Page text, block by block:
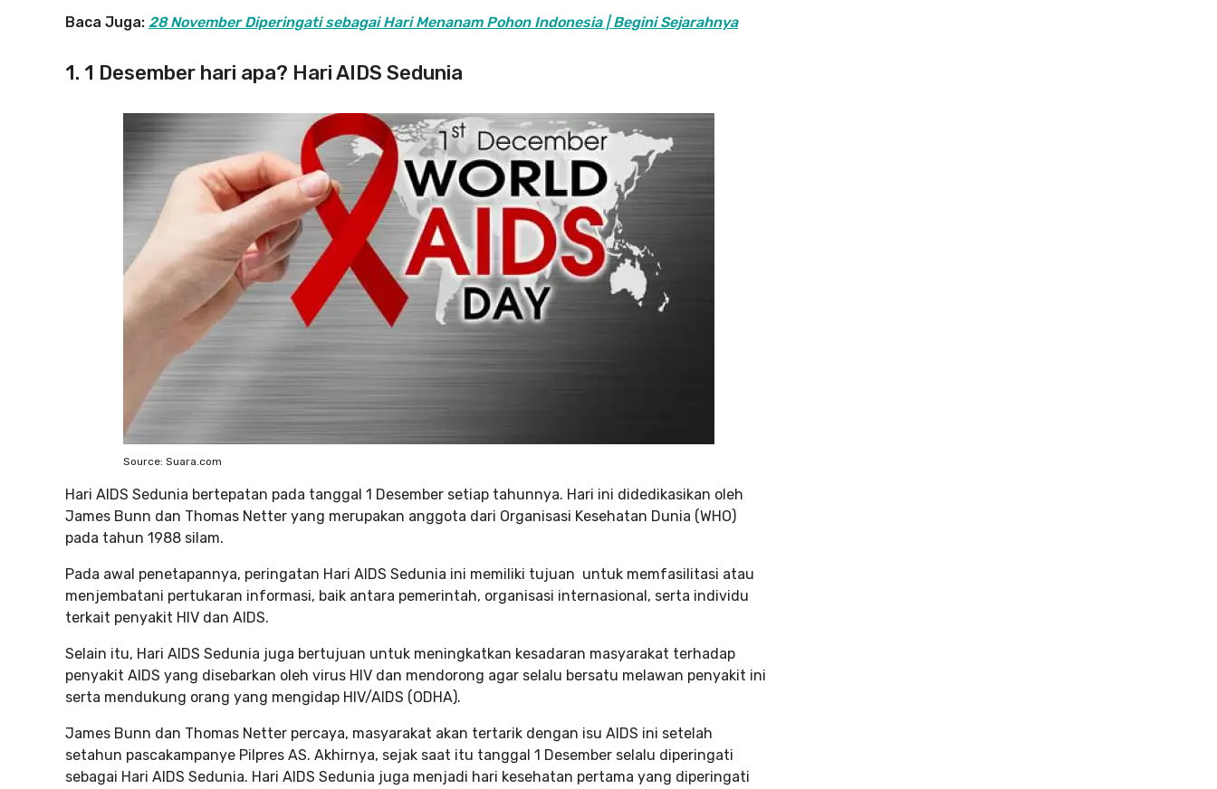
Baca Juga: 28 November Diperingati sebagai Hari Menanam Pohon Indonesia | Begini Sejarahnya
1. 1 Desember hari apa? Hari AIDS Sedunia
Source: Suara.com
Hari AIDS Sedunia bertepatan pada tanggal 1 Desember setiap tahunnya. Hari ini didedikasikan oleh
James Bunn dan Thomas Netter yang merupakan anggota dari Organisasi Kesehatan Dunia (WHO)
pada tahun 1988 silam.
Pada awal penetapannya, peringatan Hari AIDS Sedunia ini memiliki tujuan untuk memfasilitasi atau
menjembatani pertukaran informasi, baik antara pemerintah, organisasi internasional, serta individu
terkait penyakit HIV dan AIDS.
Selain itu, Hari AIDS Sedunia juga bertujuan untuk meningkatkan kesadaran masyarakat terhadap
penyakit AIDS yang disebarkan oleh virus HIV dan mendorong agar selalu bersatu melawan penyakit ini
serta mendukung orang yang mengidap HIV/AIDS (ODHA).
James Bunn dan Thomas Netter percaya, masyarakat akan tertarik dengan isu AIDS ini setelah
setahun pascakampanye Pilpres AS. Akhirnya, sejak saat itu tanggal 1 Desember selalu diperingati
sebagai Hari AIDS Sedunia. Hari AIDS Sedunia juga menjadi hari kesehatan pertama yang diperingati